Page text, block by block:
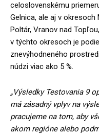
celoslovenskému
Gelnica, ale aj v okresoch
Poltár, Vranov nad
v týchto okresoch je
znevýhodneného
núdzi viac ako 5 %.
„Výsledky Testovania 9
má zásadný vplyv na
pracujeme na tom, aby
akom regióne alebo